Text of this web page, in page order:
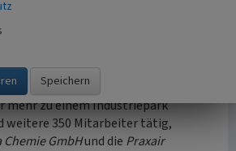
noch einmal ca. 400 bei der
Straße angesiedelten
sowie rund 40 Auszubildende.
Bereich des Solvay-Werks, das sich in
mehr zu einem Industriepark
weitere 350 Mitarbeiter tätig,
Chemie GmbHund die Praxair